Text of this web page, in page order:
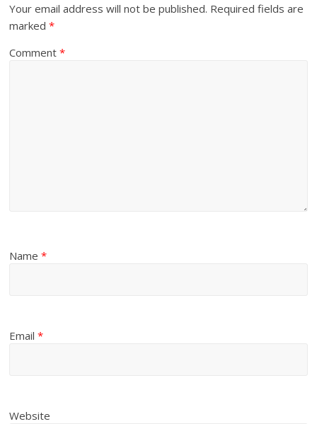
Your email address will not be published. Required fields are
marked*
Comment*
Name*
Email*
Website